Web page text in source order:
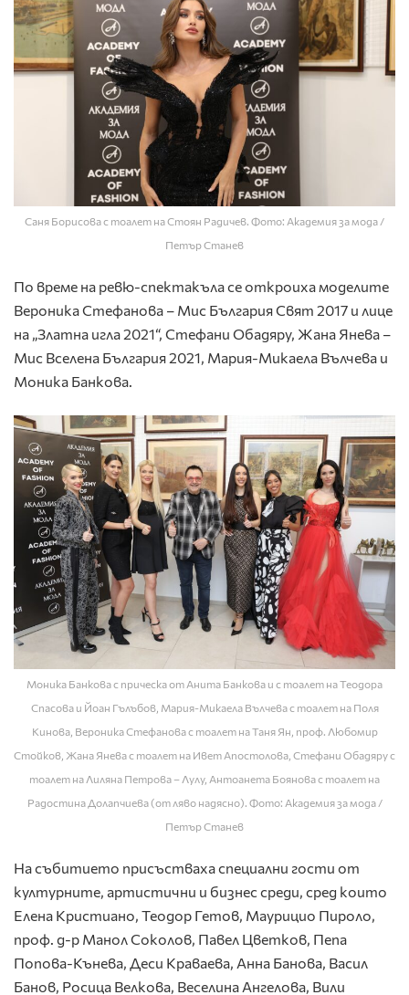
Саня Борисова с тоалет на Стоян Радичев. Фото: Академия за мода /
Петър Станев
По време на ревю-спектакъла се откроиха моделите
Вероника Стефанова – Мис България Свят 2017 и лице
на „Златна игла 2021“, Стефани Обадяру, Жана Янева –
Мис Вселена България 2021, Мария-Микаела Вълчева и
Моника Банкова.
Моника Банкова с прическа от Анита Банкова и с тоалет на Теодора
Спасова и Йоан Гълъбов, Мария-Микаела Вълчева с тоалет на Поля
Кинова, Вероника Стефанова с тоалет на Таня Ян, проф. Любомир
Стойков, Жана Янева с тоалет на Ивет Апостолова, Стефани Обадяру с
тоалет на Лиляна Петрова – Лулу, Антоанета Боянова с тоалет на
Радостина Долапчиева (от ляво надясно). Фото: Академия за мода /
Петър Станев
На събитието присъстваха специални гости от
културните, артистични и бизнес среди, сред които
Елена Кристиано, Теодор Гетов, Маурицио Пироло,
проф. д-р Манол Соколов, Павел Цветков, Пепа
Попова-Кънева, Деси Краваева, Анна Банова, Васил
Банов, Росица Велкова, Веселина Ангелова, Вили